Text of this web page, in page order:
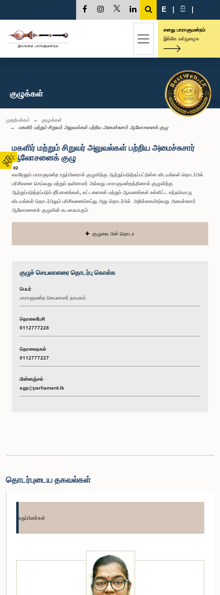
02
E | සි |
எனது பாராளுமன்றம்
இங்கே உள்நுழைக
குழுக்கள்
முதற்பக்கம்
குழுக்கள்
மகளிர் மற்றும் சிறுவர் அலுவல்கள் பற்றிய அமைச்சுசார் ஆலோசனைக் குழு
மகளிர் மற்றும் சிறுவர் அலுவல்கள் பற்றிய அமைச்சுசார்
ஆலோசனைக் குழு
எவரேனும் பாராளுமன்ற உறுப்பினரால் குழுவிற்கு ஆற்றுப்படுத்தப்பட்டுள்ள விடயங்கள் தொடர்பில்
பரிசீலனை செய்வது மற்றும் தவிசாளர் அல்லது பாராளுமன்றத்தினால் குழுவிற்கு
ஆற்றுப்படுத்தப்படும் தீர்மானங்கள், கட்டளைகள் மற்றும் ஆவணங்கள் உள்ளிட்ட எந்தவொரு
விடயங்கள் தொடர்பிலும் பரிசீலனைசெய்து அது தொடர்பில் அறிக்கையிடுவது அமைச்சுசார்
ஆலோசைனக் குழுவின் கடமையாகும்
குழுவை பின் தொடர
குழுச் செயலாளரை தொடர்பு கொள்க
பெயர்
பாராளுமன்ற செயலாளர் நாயகம்
தொலைபேசி
0112777228
தொலைநகல்
0112777227
மின்னஞ்சல்
sgp@parliament.lk
தொடர்புடைய தகவல்கள்
உறுப்பினர்கள்